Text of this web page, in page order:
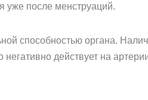
уже после менструаций.
способностью органа.
действует на